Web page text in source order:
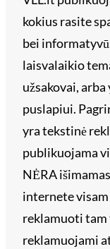
kokius rasite
bei
laisvalaikio
užsakovai,
puslapiui.
yra tekstinė
publikuojama
NĖRA
internete
reklamuoti tam
reklamuojami